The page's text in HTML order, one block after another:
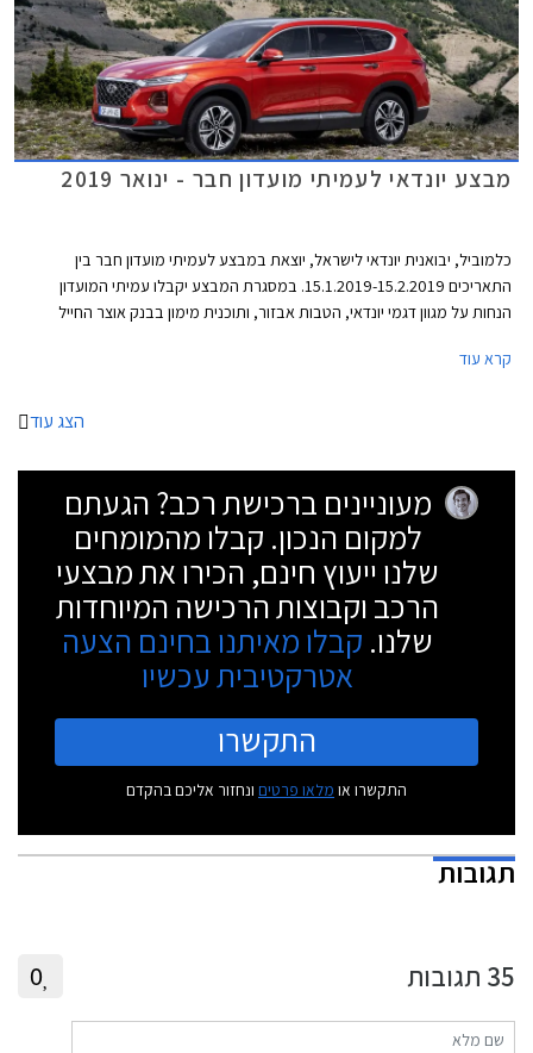
מבצע יונדאי לעמיתי מועדון חבר - ינואר 2019
כלמוביל, יבואנית יונדאי לישראל, יוצאת במבצע לעמיתי מועדון חבר בין
התאריכים 15.1.2019-15.2.2019. במסגרת המבצע יקבלו עמיתי המועדון
הנחות על מגוון דגמי יונדאי, הטבות אבזור, ותוכנית מימון בבנק אוצר החייל
תכנית המימון חבר ליס. המבצע ייערך בכל אולמות התצוגה של יונדאי ברחבי
קרא עוד
הצג עוד
מעוניינים ברכישת רכב? הגעתם
למקום הנכון. קבלו מהמומחים
שלנו ייעוץ חינם, הכירו את מבצעי
הרכב וקבוצות הרכישה המיוחדות
שלנו. קבלו מאיתנו בחינם הצעה
אטרקטיבית עכשיו
התקשרו
התקשרו או מלאו פרטים ונחזור אליכם בהקדם
תגובות
35 תגובות 0